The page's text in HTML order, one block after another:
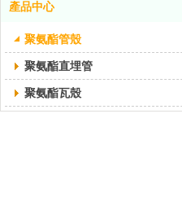
產品中心
聚氨酯管殼
聚氨酯直埋管
聚氨酯瓦殼